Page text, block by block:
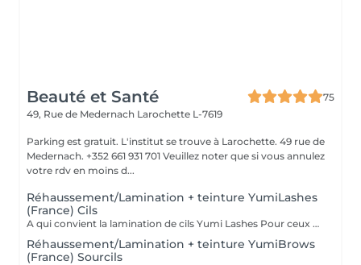
Beauté et Santé
75
49, Rue de Medernach Larochette L-7619
Parking est gratuit. L'institut se trouve à Larochette. 49 rue de
Medernach. +352 661 931 701 Veuillez noter que si vous annulez
votre rdv en moins d...
Réhaussement/Lamination + teinture YumiLashes
(France) Cils
A qui convient la lamination de cils Yumi Lashes Pour ceux qui ont: - cils courts - cils poussant droits - cils poussant vers le bas - cils clairs - avec absence de paupière - avec paupière supérieure débordante - avec des paupières « affaissées » liées à l'âge - mener une vie active - gagner du temps - ceux qui partent en vacances, en voyage Vous obtenez des cils brillants avec une belle courbe. Un peu de magie et voila
Réhaussement/Lamination + teinture YumiBrows
(France) Sourcils